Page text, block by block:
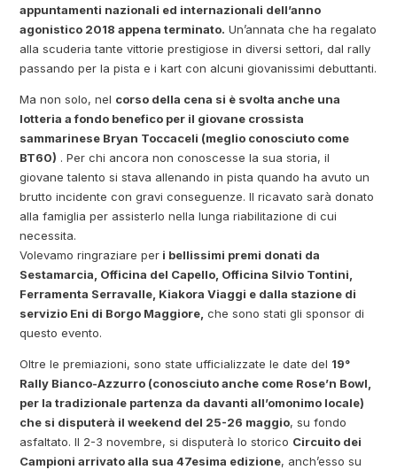
appuntamenti nazionali ed internazionali dell’anno
agonistico 2018 appena terminato. Un’annata che ha regalato
alla scuderia tante vittorie prestigiose in diversi settori, dal rally
passando per la pista e i kart con alcuni giovanissimi debuttanti.
Ma non solo, nel corso della cena si è svolta anche una
lotteria a fondo benefico per il giovane crossista
sammarinese Bryan Toccaceli (meglio conosciuto come
BT60) . Per chi ancora non conoscesse la sua storia, il
giovane talento si stava allenando in pista quando ha avuto un
brutto incidente con gravi conseguenze. Il ricavato sarà donato
alla famiglia per assisterlo nella lunga riabilitazione di cui
necessita.
Volevamo ringraziare per i bellissimi premi donati da
Sestamarcia, Officina del Capello, Officina Silvio Tontini,
Ferramenta Serravalle, Kiakora Viaggi e dalla stazione di
servizio Eni di Borgo Maggiore, che sono stati gli sponsor di
questo evento.
Oltre le premiazioni, sono state ufficializzate le date del 19°
Rally Bianco-Azzurro (conosciuto anche come Rose’n Bowl,
per la tradizionale partenza da davanti all’omonimo locale)
che si disputerà il weekend del 25-26 maggio, su fondo
asfaltato. Il 2-3 novembre, si disputerà lo storico Circuito dei
Campioni arrivato alla sua 47esima edizione, anch’esso su